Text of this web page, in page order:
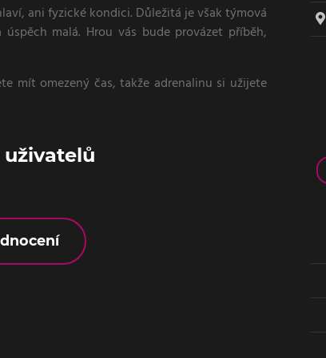
ani fyzické kondici. Důležitá je však týmová
malá. Hrou vás bude provázet příběh,
mít omezený čas, takže adrenalinu si užijete